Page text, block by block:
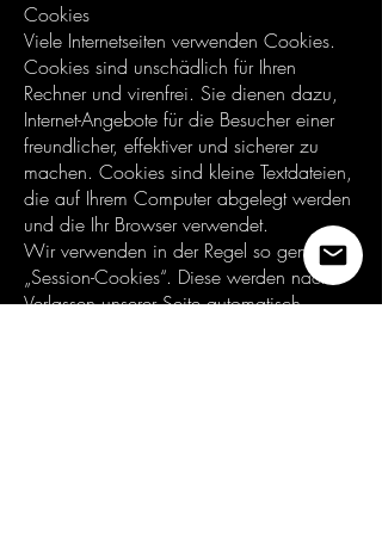
Cookies
Viele Internetseiten verwenden Cookies.
Cookies sind unschädlich für Ihren
Rechner und virenfrei. Sie dienen dazu,
Internet-Angebote für die Besucher einer
freundlicher, effektiver und sicherer zu
machen. Cookies sind kleine Textdateien,
die auf Ihrem Computer abgelegt werden
und die Ihr Browser verwendet.
Wir verwenden in der Regel so genannte
„Session-Cookies“. Diese werden nach
Verlassen unserer Seite automatisch